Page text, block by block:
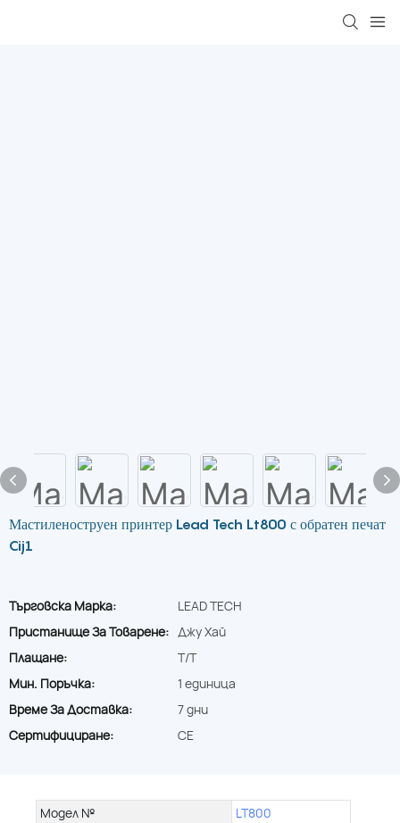
Мастиленоструен принтер Lead Tech Lt800 с обратен печат
Cij1
Търговска Марка:
LEAD TECH
Пристанище За Товарене: Джу Хай
Плащане:
T/T
Мин. Поръчка:
1 единица
Време За Доставка:
7 дни
Сертифициране:
CE
Модел №
LT800